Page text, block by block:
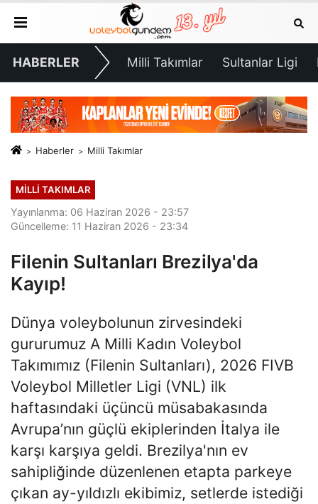
HABERLER Milli Takımlar Sultanlar Ligi
Haberler Milli Takımlar
MILLI TAKIMLAR
Yayınlanma: 06 Haziran 2026 - 23:57
Güncelleme: 11 Haziran 2026 - 23:34
Filenin Sultanları Brezilya'da
Kayıp!
Dünya voleybolunun zirvesindeki
gururumuz A Milli Kadın Voleybol
Takımımız (Filenin Sultanları), 2026 FIVB
Voleybol Milletler Ligi (VNL) ilk
haftasındaki üçüncü müsabakasında
Avrupa’nın güçlü ekiplerinden İtalya ile
karşı karşıya geldi. Brezilya'nın ev
sahipliğinde düzenlenen etapta parkeye
çıkan ay-yıldızlı ekibimiz, setlerde istediği